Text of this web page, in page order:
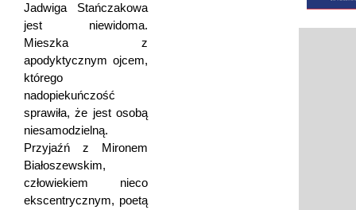
Jadwiga Stańczakowa
jest niewidoma.
Mieszka z
apodyktycznym ojcem,
którego
nadopiekuńczość
sprawiła, że jest osobą
niesamodzielną.
Przyjaźń z Mironem
Białoszewskim,
człowiekiem nieco
ekscentrycznym, poetą